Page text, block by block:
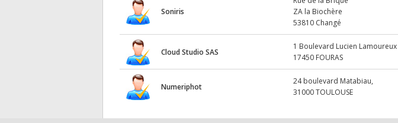
Soniris
ZA la Biochère
53810 Changé
Cloud Studio SAS
1 Boulevard Lucien Lamoureux
17450 FOURAS
Numeriphot
24 boulevard Matabiau,
31000 TOULOUSE